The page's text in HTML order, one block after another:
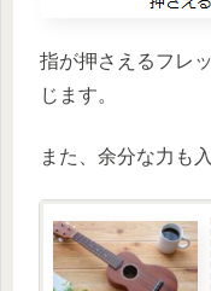
指が押さえるフレ
じます。
また、余分な力も